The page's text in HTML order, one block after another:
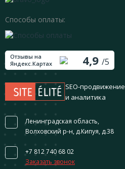
Способы оплаты:
Отзывы на
Яндекс.Картах
4,9 /5
SEO-продвижение
и аналитика
Ленинградская область,
Волховский р-н, д.Кипуя, д.38
+7 812 740 68 02
Заказать звонок